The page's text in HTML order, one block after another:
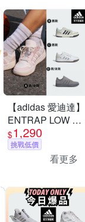
【adidas 愛迪達】
ENTRAP LOW 運
動休閒鞋 籃球鞋
復古 男鞋/女鞋 (多
$1,290
挑戰低價
看更多